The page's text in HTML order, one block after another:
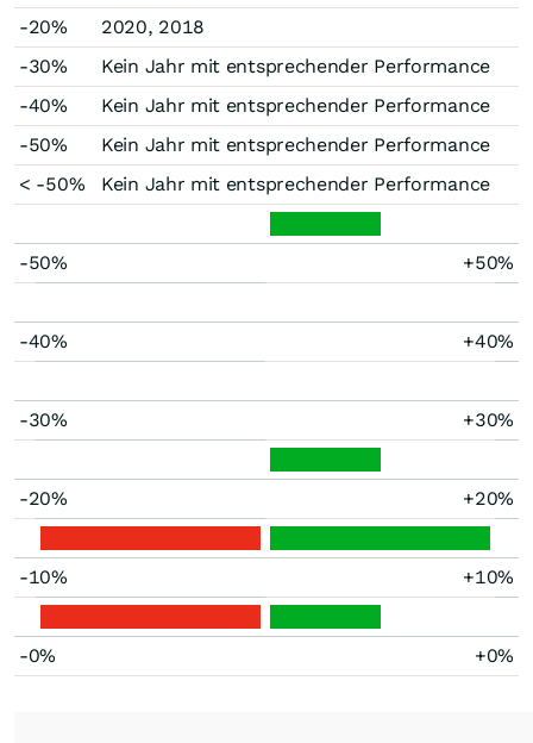
-20%
2020, 2018
-30%
Kein Jahr mit entsprechender Performance
-40%
Kein Jahr mit entsprechender Performance
-50%
Kein Jahr mit entsprechender Performance
< -50%
Kein Jahr mit entsprechender Performance
-50% +50%
-40% +40%
-30% +30%
-20% +20%
-10% +10%
-0% +0%